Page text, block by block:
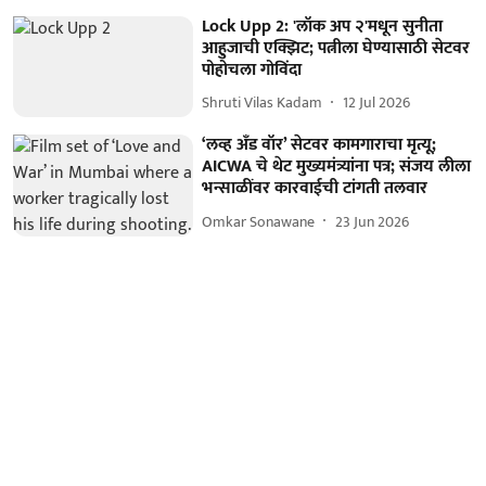
Lock Upp 2: 'लॉक अप २'मधून सुनीता
आहुजाची एक्झिट; पत्नीला घेण्यासाठी सेटवर
पोहोचला गोविंदा
Shruti Vilas Kadam 12 Jul 2026
‘लव्ह अँड वॉर’ सेटवर कामगाराचा मृत्यू;
AICWA चे थेट मुख्यमंत्र्यांना पत्र; संजय लीला
भन्साळींवर कारवाईची टांगती तलवार
Omkar Sonawane 23 Jun 2026